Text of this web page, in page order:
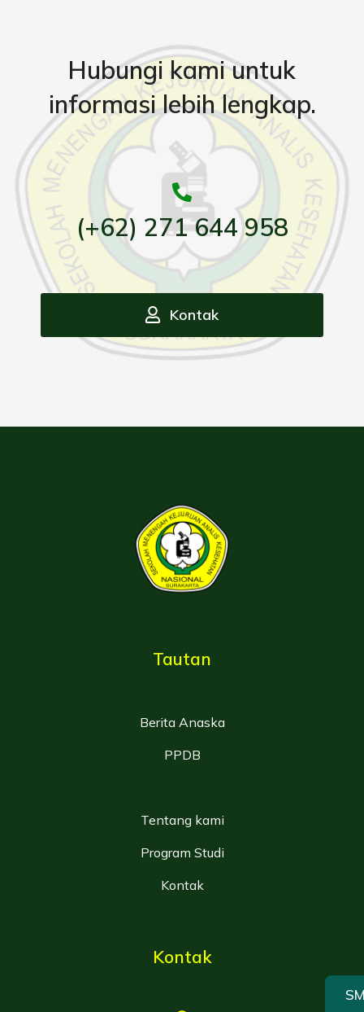
Hubungi kami untuk
informasi lebih lengkap.
(+62) 271 644 958
Kontak
Tautan
Berita Anaska
PPDB
Tentang kami
Program Studi
Kontak
Kontak